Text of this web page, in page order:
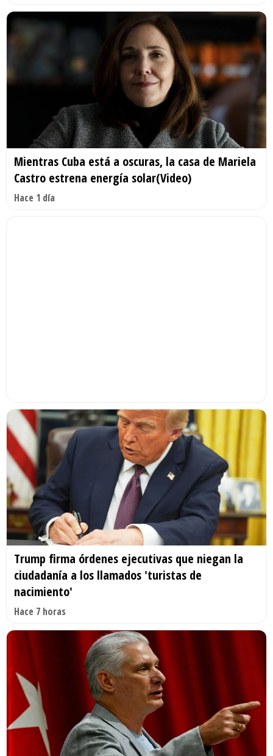
Mientras Cuba está a oscuras, la casa de Mariela
Castro estrena energía solar(Video)
Hace 1 día
Trump firma órdenes ejecutivas que niegan la
ciudadanía a los llamados 'turistas de
nacimiento'
Hace 7 horas